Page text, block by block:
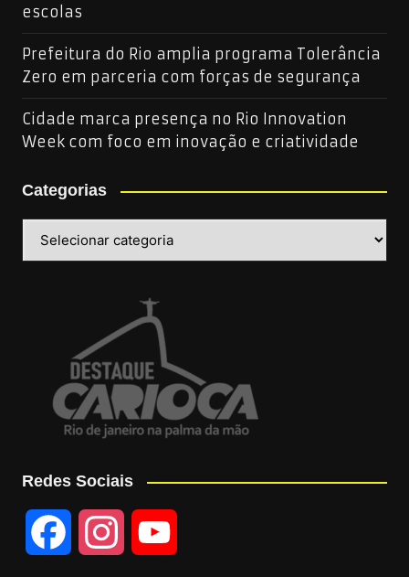
escolas
Prefeitura do Rio amplia programa Tolerância
Zero em parceria com forças de segurança
Cidade marca presença no Rio Innovation
Week com foco em inovação e criatividade
Categorias
Redes Sociais